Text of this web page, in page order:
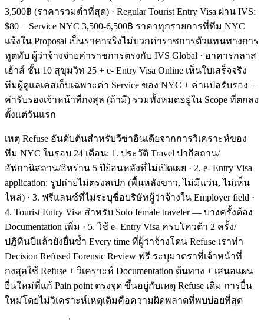
3,500฿ (ราคารวมต่ำที่สุด) · Regular Tourist Entry Visa ผ่าน IVS:
$80 + Service NYC 3,500-6,500฿ ราคาทุกรายการที่ทีม NYC
แจ้งใน Proposal เป็นราคาจริงไม่บวกค่าราชการตัวแทนทางการ
ทูตทับ ผู้ว่าจ้างจ่ายค่าราชการตรงกับ IVS Global · อาคารกลาส
เฮ้าส์ ชั้น 10 สุขุมวิท 25 + e- Entry Visa Online เห็นใบเสร็จจริง
ทีมผู้ดูแลเคสเก็บเฉพาะค่า Service ของ NYC + ค่าแปลรับรอง +
ค่ารับรองเจ้าหน้าที่กงสุล (ถ้ามี) รวมทั้งหมดอยู่ใน Scope ที่ตกลง
ตั้งแต่วันแรก
เหตุ Refuse อันดับต้นสำหรับวีซ่าอินเดียจากการวิเคราะห์ของ
ทีม NYC ในรอบ 24 เดือน: 1. ประวัติ Travel ปากีสถาน/
อัฟกานิสถาน/อิหร่าน 5 ปีย้อนหลังที่ไม่เปิดเผย · 2. e- Entry Visa
application: รูปถ่ายไม่ตรงสเปก (พื้นหลังขาว, ไม่มีแว่น, ไม่เห็น
ไหล่) · 3. ฟรีแลนซ์ที่ไม่ระบุชื่อบริษัทผู้ว่าจ้างใน Employer field ·
4. Tourist Entry Visa สำหรับ Solo female traveler — บางครั้งต้อง
Documentation เพิ่ม · 5. ใช้ e- Entry Visa ครบโควต้า 2 ครั้ง/
ปฏิทินปีแล้วยังยื่นซ้ำ Every time ที่ผู้ว่าจ้างโดน Refuse เราทำ
Decision Refused Forensic Review ฟรี ระบุมาตราที่เจ้าหน้าที่
กงสุลใช้ Refuse + วิเคราะห์ Documentation ต้นทาง + เสนอแผน
ยื่นใหม่ที่แก้ Pain point ตรงจุด ขึ้นอยู่กับเหตุ Refuse เดิม การยื่น
ใหม่โดยไม่วิเคราะห์เหตุเดิมคือความผิดพลาดที่พบบ่อยที่สุด